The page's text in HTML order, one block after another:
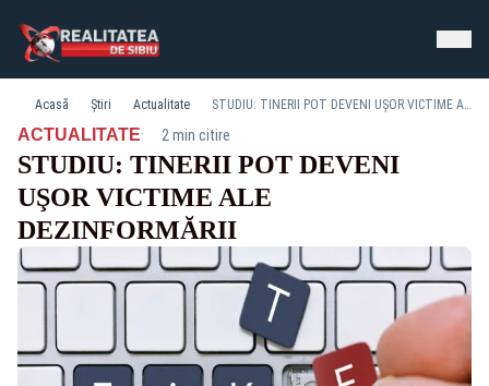
Acasă Știri Actualitate STUDIU: TINERII POT DEVENI UŞOR VICTIME ALE DEZINFORMĂRII
ACTUALITATE· 2 min citire
STUDIU: TINERII POT DEVENI
UŞOR VICTIME ALE
DEZINFORMĂRII